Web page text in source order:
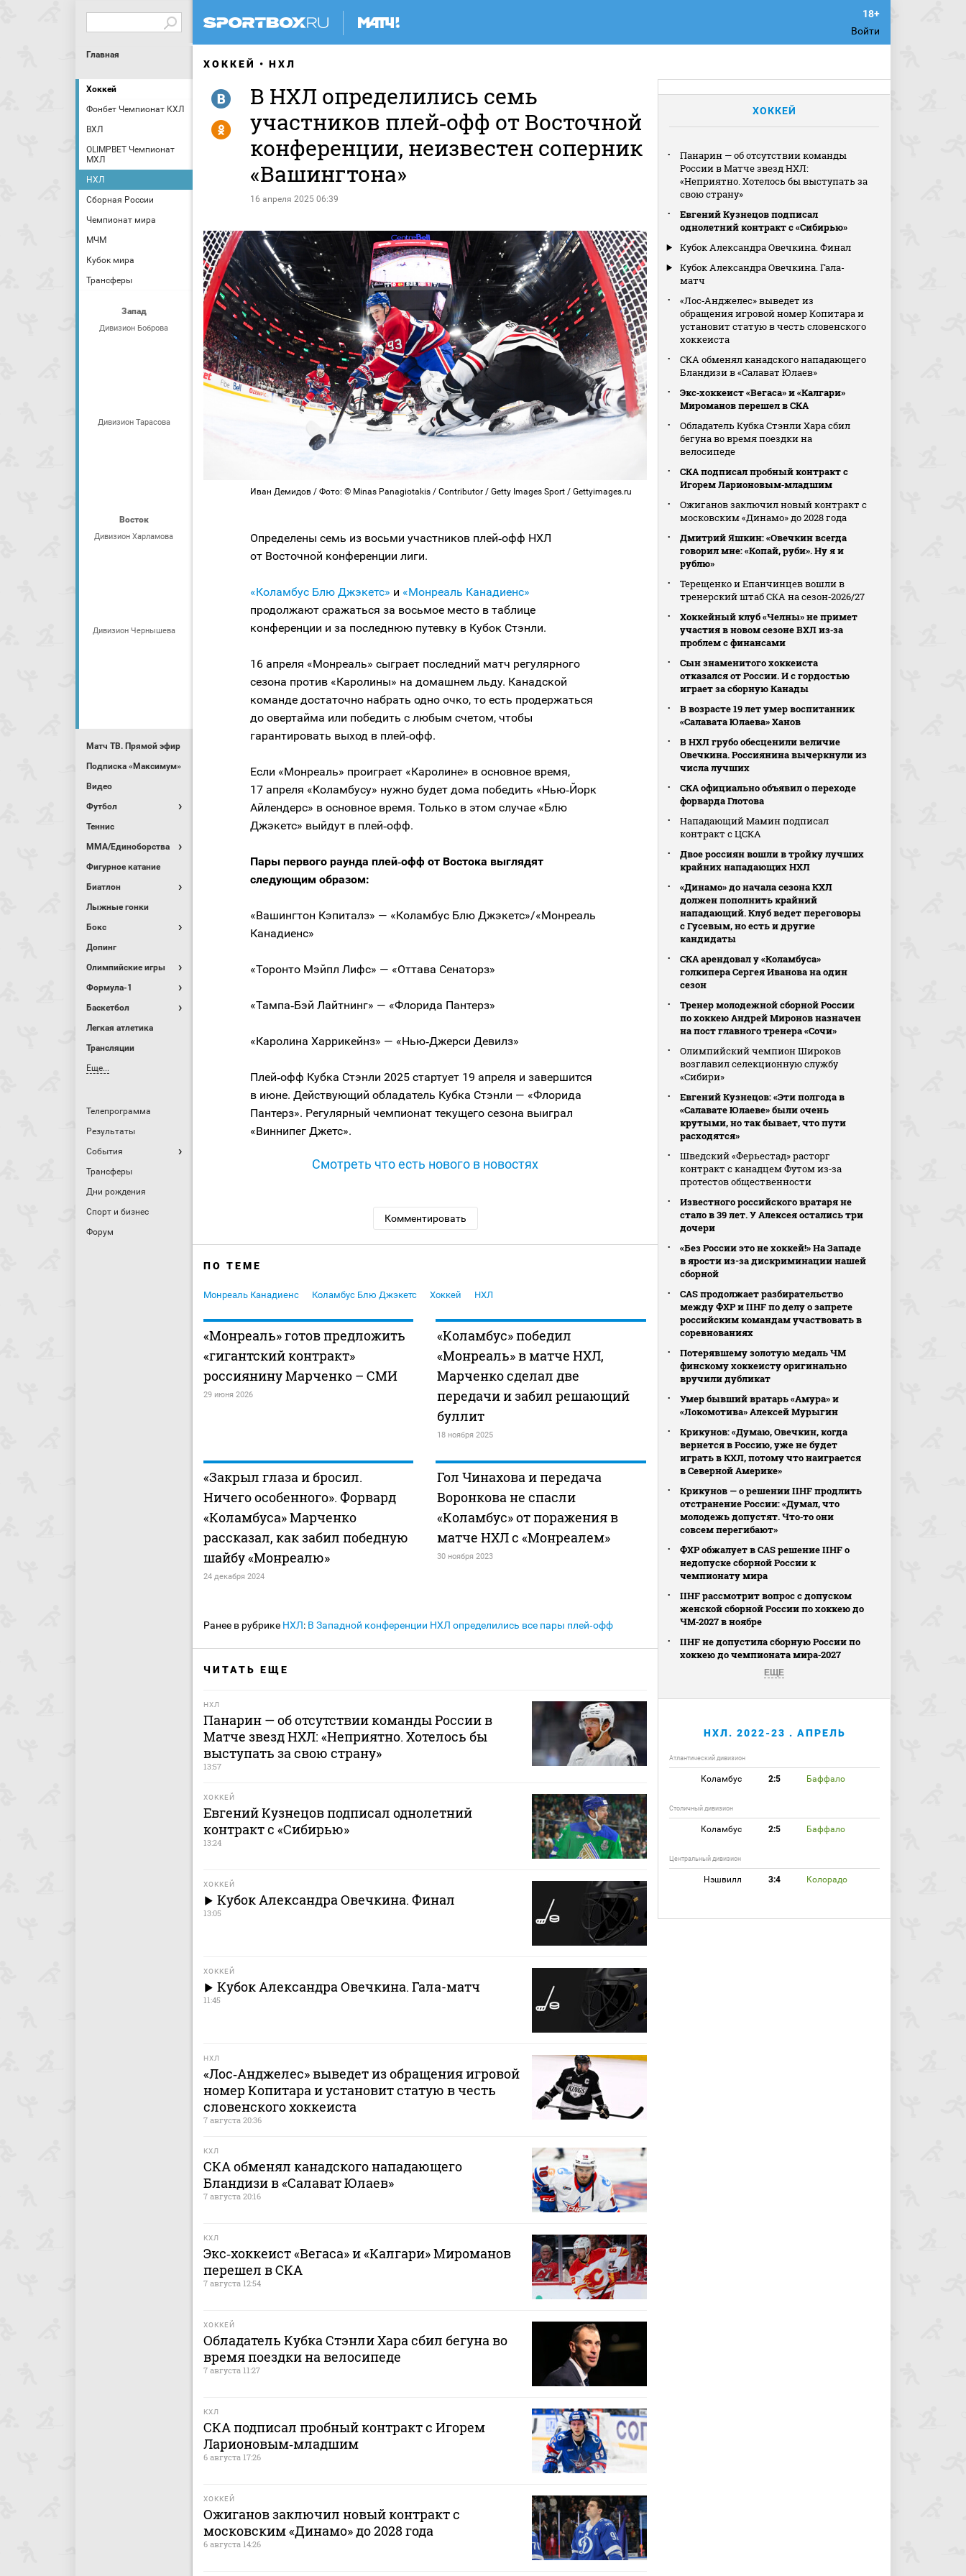
Войти
Главная
Хоккей
Фонбет Чемпионат КХЛ
ВХЛ
OLIMPBET Чемпионат
МХЛ
НХЛ
Сборная России
Чемпионат мира
МЧМ
Кубок мира
Трансферы
Запад
Дивизион Боброва
Дивизион Тарасова
Восток
Дивизион Харламова
Дивизион Чернышева
Матч ТВ. Прямой эфир
Подписка «Максимум»
Видео
Футбол
Теннис
MMA/Единоборства
Фигурное катание
Биатлон
Лыжные гонки
Бокс
Допинг
Олимпийские игры
Формула-1
Баскетбол
Легкая атлетика
Трансляции
Еще...
Телепрограмма
Результаты
События
Трансферы
Дни рождения
Спорт и бизнес
Форум
ХОККЕЙ НХЛ
В НХЛ определились семь
участников плей‑офф от Восточной
конференции, неизвестен соперник
«Вашингтона»
16 апреля 2025 06:39
R
Y
Иван Демидов / Фото: © Minas Panagiotakis / Contributor / Getty Images Sport / Gettyimages.ru
Определены семь из восьми участников плей‑офф НХЛ
от Восточной конференции лиги.
«Коламбус Блю Джэкетс» и «Монреаль Канадиенс»
продолжают сражаться за восьмое место в таблице
конференции и за последнюю путевку в Кубок Стэнли.
16 апреля «Монреаль» сыграет последний матч регулярного
сезона против «Каролины» на домашнем льду. Канадской
команде достаточно набрать одно очко, то есть продержаться
до овертайма или победить с любым счетом, чтобы
гарантировать выход в плей‑офф.
Если «Монреаль» проиграет «Каролине» в основное время,
17 апреля «Коламбусу» нужно будет дома победить «Нью‑Йорк
Айлендерс» в основное время. Только в этом случае «Блю
Джэкетс» выйдут в плей‑офф.
Пары первого раунда плей‑офф от Востока выглядят
следующим образом:
«Вашингтон Кэпиталз» — «Коламбус Блю Джэкетс»/«Монреаль
Канадиенс»
«Торонто Мэйпл Лифс» — «Оттава Сенаторз»
«Тампа‑Бэй Лайтнинг» — «Флорида Пантерз»
«Каролина Харрикейнз» — «Нью‑Джерси Девилз»
Плей‑офф Кубка Стэнли 2025 стартует 19 апреля и завершится
в июне. Действующий обладатель Кубка Стэнли — «Флорида
Пантерз». Регулярный чемпионат текущего сезона выиграл
«Виннипег Джетс».
Смотреть что есть нового в новостях
Комментировать
ПО ТЕМЕ
Монреаль Канадиенс Коламбус Блю Джэкетс Хоккей НХЛ
«Монреаль» готов предложить
«гигантский контракт»
россиянину Марченко – СМИ
29 июня 2026
«Коламбус» победил
«Монреаль» в матче НХЛ,
Марченко сделал две
передачи и забил решающий
буллит
18 ноября 2025
«Закрыл глаза и бросил.
Ничего особенного». Форвард
«Коламбуса» Марченко
рассказал, как забил победную
шайбу «Монреалю»
24 декабря 2024
Гол Чинахова и передача
Воронкова не спасли
«Коламбус» от поражения в
матче НХЛ с «Монреалем»
30 ноября 2023
Ранее в рубрике НХЛ: В Западной конференции НХЛ определились все пары плей‑офф
ЧИТАТЬ ЕЩЕ
НХЛ
Панарин — об отсутствии команды России в
Матче звезд НХЛ: «Неприятно. Хотелось бы
выступать за свою страну»
13:57
ХОККЕЙ
Евгений Кузнецов подписал однолетний
контракт с «Сибирью»
13:24
ХОККЕЙ
Кубок Александра Овечкина. Финал
13:05
ХОККЕЙ
Кубок Александра Овечкина. Гала-матч
11:45
НХЛ
«Лос‑Анджелес» выведет из обращения игровой
номер Копитара и установит статую в честь
словенского хоккеиста
7 августа 20:36
КХЛ
СКА обменял канадского нападающего
Бландизи в «Салават Юлаев»
7 августа 20:16
КХЛ
Экс‑хоккеист «Вегаса» и «Калгари» Мироманов
перешел в СКА
7 августа 12:54
ХОККЕЙ
Обладатель Кубка Стэнли Хара сбил бегуна во
время поездки на велосипеде
7 августа 11:27
КХЛ
СКА подписал пробный контракт с Игорем
Ларионовым‑младшим
6 августа 17:26
ХОККЕЙ
Ожиганов заключил новый контракт с
московским «Динамо» до 2028 года
6 августа 14:26
ХОККЕЙ
Панарин — об отсутствии команды
России в Матче звезд НХЛ:
«Неприятно. Хотелось бы выступать за
свою страну»
Евгений Кузнецов подписал
однолетний контракт с «Сибирью»
Кубок Александра Овечкина. Финал
Кубок Александра Овечкина. Гала-
матч
«Лос‑Анджелес» выведет из
обращения игровой номер Копитара и
установит статую в честь словенского
хоккеиста
СКА обменял канадского нападающего
Бландизи в «Салават Юлаев»
Экс‑хоккеист «Вегаса» и «Калгари»
Мироманов перешел в СКА
Обладатель Кубка Стэнли Хара сбил
бегуна во время поездки на
велосипеде
СКА подписал пробный контракт с
Игорем Ларионовым‑младшим
Ожиганов заключил новый контракт с
московским «Динамо» до 2028 года
Дмитрий Яшкин: «Овечкин всегда
говорил мне: «Копай, руби». Ну я и
рублю»
Терещенко и Епанчинцев вошли в
тренерский штаб СКА на сезон‑2026/27
Хоккейный клуб «Челны» не примет
участия в новом сезоне ВХЛ из‑за
проблем с финансами
Сын знаменитого хоккеиста
отказался от России. И с гордостью
играет за сборную Канады
В возрасте 19 лет умер воспитанник
«Салавата Юлаева» Ханов
В НХЛ грубо обесценили величие
Овечкина. Россиянина вычеркнули из
числа лучших
СКА официально объявил о переходе
форварда Глотова
Нападающий Мамин подписал
контракт с ЦСКА
Двое россиян вошли в тройку лучших
крайних нападающих НХЛ
«Динамо» до начала сезона КХЛ
должен пополнить крайний
нападающий. Клуб ведет переговоры
с Гусевым, но есть и другие
кандидаты
СКА арендовал у «Коламбуса»
голкипера Сергея Иванова на один
сезон
Тренер молодежной сборной России
по хоккею Андрей Миронов назначен
на пост главного тренера «Сочи»
Олимпийский чемпион Широков
возглавил селекционную службу
«Сибири»
Евгений Кузнецов: «Эти полгода в
«Салавате Юлаеве» были очень
крутыми, но так бывает, что пути
расходятся»
Шведский «Ферьестад» расторг
контракт с канадцем Футом из‑за
протестов общественности
Известного российского вратаря не
стало в 39 лет. У Алексея остались три
дочери
«Без России это не хоккей!» На Западе
в ярости из-за дискриминации нашей
сборной
CAS продолжает разбирательство
между ФХР и IIHF по делу о запрете
российским командам участвовать в
соревнованиях
Потерявшему золотую медаль ЧМ
финскому хоккеисту оригинально
вручили дубликат
Умер бывший вратарь «Амура» и
«Локомотива» Алексей Мурыгин
Крикунов: «Думаю, Овечкин, когда
вернется в Россию, уже не будет
играть в КХЛ, потому что наиграется
в Северной Америке»
Крикунов — о решении IIHF продлить
отстранение России: «Думал, что
молодежь допустят. Что‑то они
совсем перегибают»
ФХР обжалует в CAS решение IIHF о
недопуске сборной России к
чемпионату мира
IIHF рассмотрит вопрос с допуском
женской сборной России по хоккею до
ЧМ‑2027 в ноябре
IIHF не допустила сборную России по
хоккею до чемпионата мира‑2027
ЕЩЕ
НХЛ. 2022-23 . АПРЕЛЬ
Атлантический дивизион
Коламбус 2:5 Баффало
Столичный дивизион
Коламбус 2:5 Баффало
Центральный дивизион
Нэшвилл 3:4 Колорадо